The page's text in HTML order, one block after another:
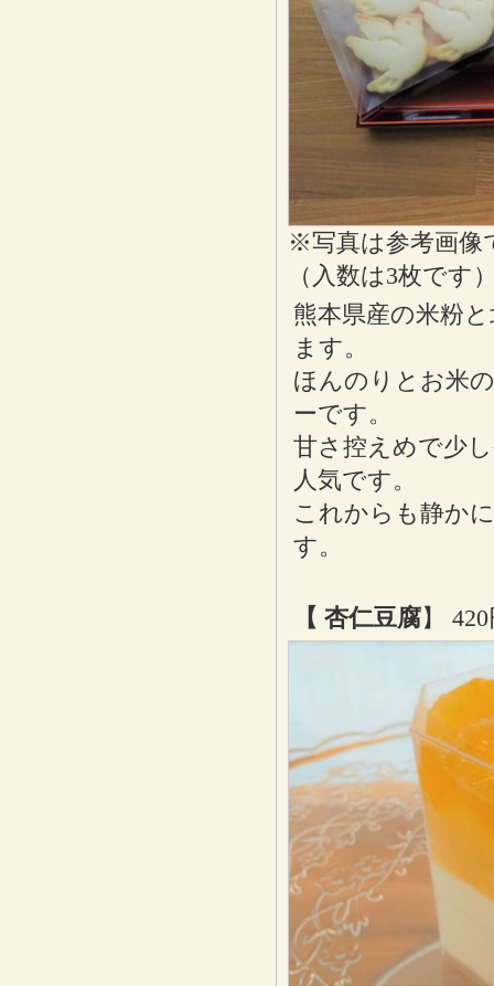
※写真は参考画像
（入数は3枚です
熊本県産の米粉
ます。
ほんのりとお米
ーです。
甘さ控えめで少
人気です。
これからも静か
す。
【 杏仁豆腐】